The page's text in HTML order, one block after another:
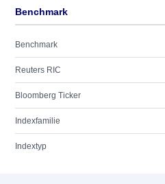
Benchmark
Benchmark
Reuters RIC
Bloomberg Ticker
Indexfamilie
Indextyp